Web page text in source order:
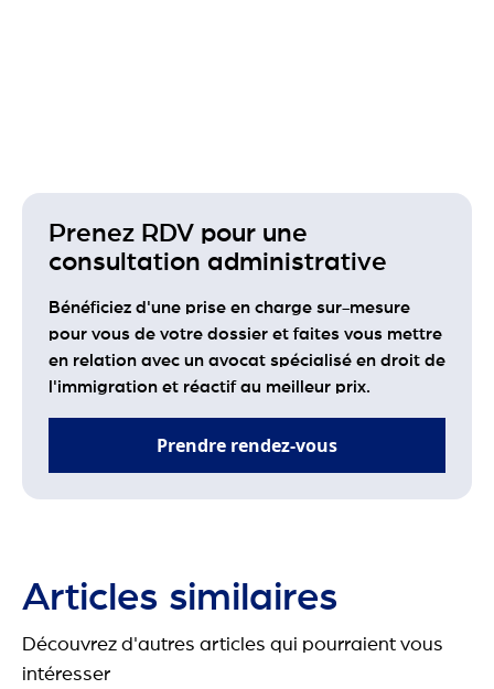
Prenez RDV pour une
consultation administrative
Bénéficiez d'une prise en charge sur-mesure
pour vous de votre dossier et faites vous mettre
en relation avec un avocat spécialisé en droit de
l'immigration et réactif au meilleur prix.
Prendre rendez-vous
Articles similaires
Découvrez d'autres articles qui pourraient vous
intéresser